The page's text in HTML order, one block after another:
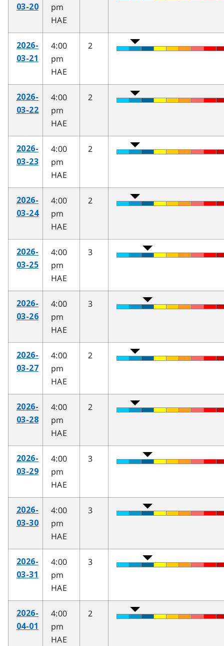
03-20
pm
HAE
2026-
03-21
4:00
pm
HAE
2
2026-
03-22
4:00
pm
HAE
2
2026-
03-23
4:00
pm
HAE
2
2026-
03-24
4:00
pm
HAE
2
2026-
03-25
4:00
pm
HAE
3
2026-
03-26
4:00
pm
HAE
3
2026-
03-27
4:00
pm
HAE
2
2026-
03-28
4:00
pm
HAE
2
2026-
03-29
4:00
pm
HAE
3
2026-
03-30
4:00
pm
HAE
3
2026-
03-31
4:00
pm
HAE
3
2026-
04-01
4:00
pm
HAE
2